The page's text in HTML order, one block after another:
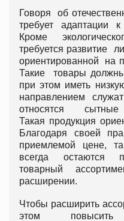
Говоря об
требует адаптации
Кроме
требуется развитие
ориентированной на
Такие товары
при этом иметь
направлением
относятся сытные
Такая продукция
Благодаря своей
приемлемой цене,
всегда остаются
товарный
расширении.
Чтобы расширить
этом